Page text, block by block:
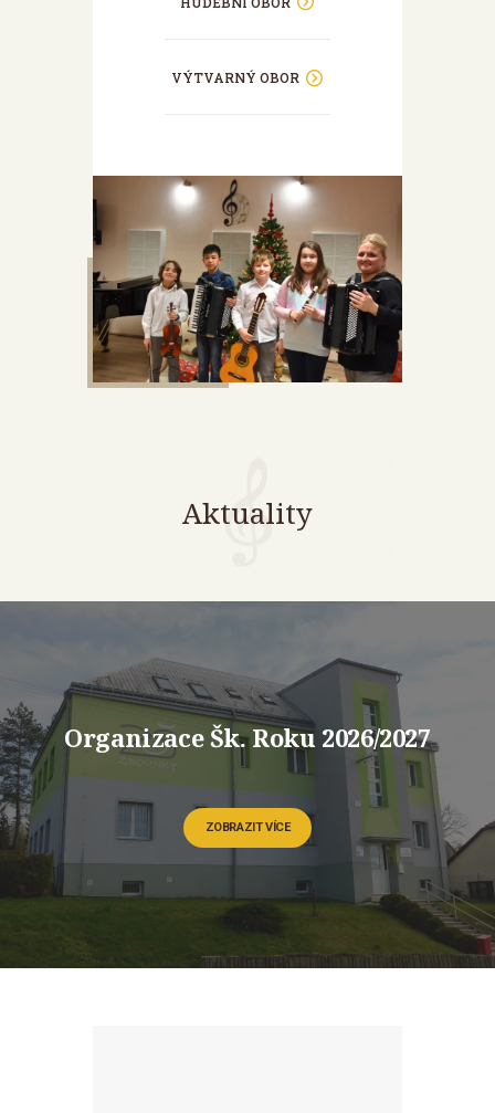
VÝTVARNÝ OBOR
Aktuality
Organizace Šk. Roku 2026/2027
ZOBRAZIT VÍCE